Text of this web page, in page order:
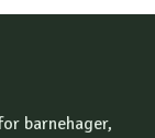
barnehager,